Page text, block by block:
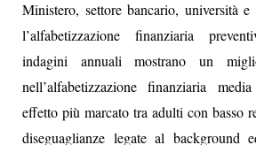
Ministero, settore bancario, università
l’alfabetizzazione finanziaria
indagini annuali mostrano un
nell’alfabetizzazione finanziaria
effetto più marcato tra adulti con basso
diseguaglianze legate al background